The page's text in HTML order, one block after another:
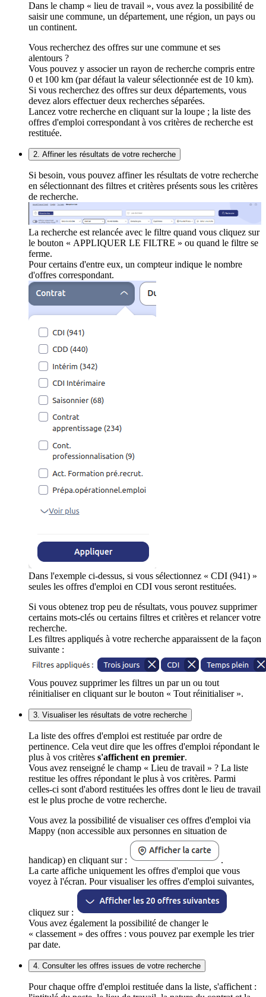
Dans le champ « lieu de travail », vous avez la possibilité de
saisir une commune, un département, une région, un pays ou
un continent.
Vous recherchez des offres sur une commune et ses
alentours ?
Vous pouvez y associer un rayon de recherche compris entre
0 et 100 km (par défaut la valeur sélectionnée est de 10 km).
Si vous recherchez des offres sur deux départements, vous
devez alors effectuer deux recherches séparées.
Lancez votre recherche en cliquant sur la loupe ; la liste des
offres d'emploi correspondant à vos critères de recherche est
restituée.
2. Affiner les résultats de votre recherche
Si besoin, vous pouvez affiner les résultats de votre recherche
en sélectionnant des filtres et critères présents sous les critères
de recherche.
La recherche est relancée avec le filtre quand vous cliquez sur
le bouton « APPLIQUER LE FILTRE » ou quand le filtre se
ferme.
Pour certains d'entre eux, un compteur indique le nombre
d'offres correspondant.
Dans l'exemple ci-dessus, si vous sélectionnez « CDI (941) »
seules les offres d'emploi en CDI vous seront restituées.
Si vous obtenez trop peu de résultats, vous pouvez supprimer
certains mots-clés ou certains filtres et critères et relancer votre
recherche.
Les filtres appliqués à votre recherche apparaissent de la façon
suivante :
Vous pouvez supprimer les filtres un par un ou tout
réinitialiser en cliquant sur le bouton « Tout réinitialiser ».
3. Visualiser les résultats de votre recherche
La liste des offres d'emploi est restituée par ordre de
pertinence. Cela veut dire que les offres d'emploi répondant le
plus à vos critères s'affichent en premier.
Vous avez renseigné le champ « Lieu de travail » ? La liste
restitue les offres répondant le plus à vos critères. Parmi
celles-ci sont d'abord restituées les offres dont le lieu de travail
est le plus proche de votre recherche.
Vous avez la possibilité de visualiser ces offres d'emploi via
Mappy (non accessible aux personnes en situation de
handicap) en cliquant sur :
.
La carte affiche uniquement les offres d'emploi que vous
voyez à l'écran. Pour visualiser les offres d'emploi suivantes,
cliquez sur :
Vous avez également la possibilité de changer le
« classement » des offres : vous pouvez par exemple les trier
par date.
4. Consulter les offres issues de votre recherche
Pour chaque offre d'emploi restituée dans la liste, s'affichent :